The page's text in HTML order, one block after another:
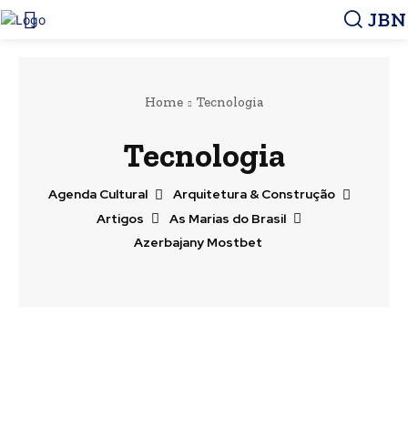
JBN
Home Tecnologia
Tecnologia
Agenda Cultural
Arquitetura & Construção
Artigos
As Marias do Brasil
Azerbajany Mostbet